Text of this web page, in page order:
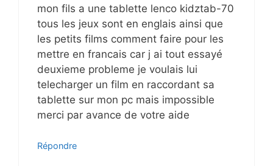
mon fils a une tablette lenco kidztab-70
tous les jeux sont en englais ainsi que
les petits films comment faire pour les
mettre en francais car j ai tout essayé
deuxieme probleme je voulais lui
telecharger un film en raccordant sa
tablette sur mon pc mais impossible
merci par avance de votre aide
Répondre